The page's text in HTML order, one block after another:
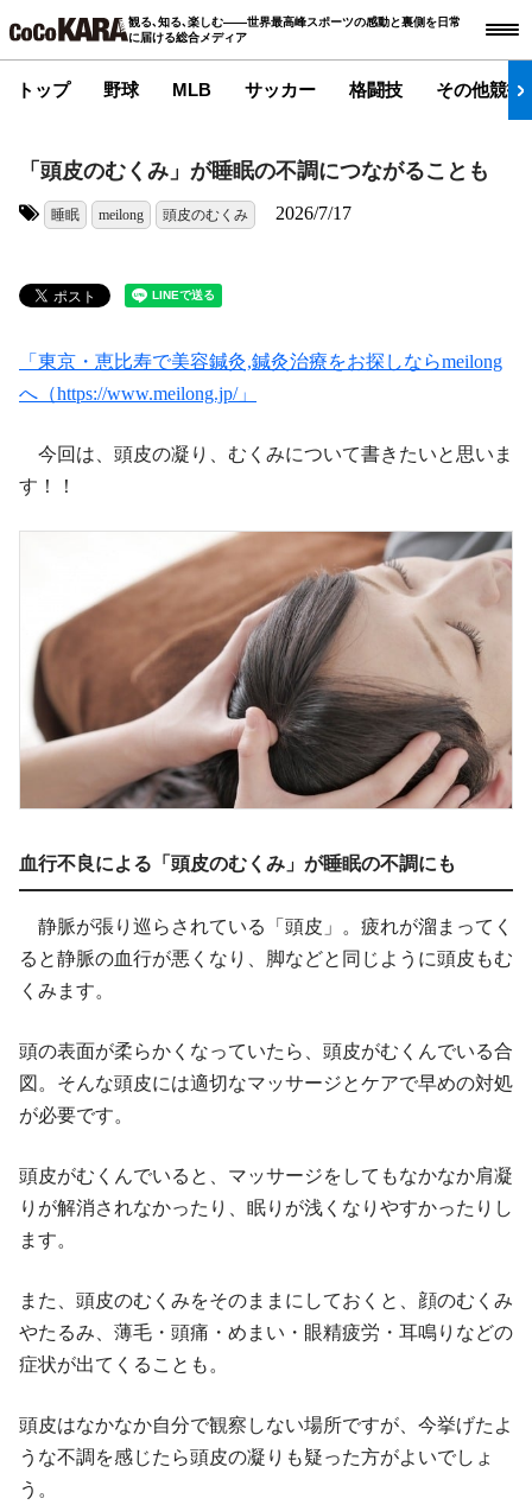
観る､知る､楽しむ――世界最高峰スポーツの感動と裏側を日常
に届ける総合メディア
トップ 野球 MLB サッカー 格闘技 その他競技
「頭皮のむくみ」が睡眠の不調につながることも
睡眠 meilong 頭皮のむくみ 2026/7/17
「東京・恵比寿で美容鍼灸,鍼灸治療をお探しならmeilong
へ（https://www.meilong.jp/」
今回は、頭皮の凝り、むくみについて書きたいと思いま
す！！
血行不良による「頭皮のむくみ」が睡眠の不調にも
静脈が張り巡らされている「頭皮」。疲れが溜まってく
ると静脈の血行が悪くなり、脚などと同じように頭皮もむ
くみます。
頭の表面が柔らかくなっていたら、頭皮がむくんでいる合
図。そんな頭皮には適切なマッサージとケアで早めの対処
が必要です。
頭皮がむくんでいると、マッサージをしてもなかなか肩凝
りが解消されなかったり、眠りが浅くなりやすかったりし
ます。
また、頭皮のむくみをそのままにしておくと、顔のむくみ
やたるみ、薄毛・頭痛・めまい・眼精疲労・耳鳴りなどの
症状が出てくることも。
頭皮はなかなか自分で観察しない場所ですが、今挙げたよ
うな不調を感じたら頭皮の凝りも疑った方がよいでしょ
う。